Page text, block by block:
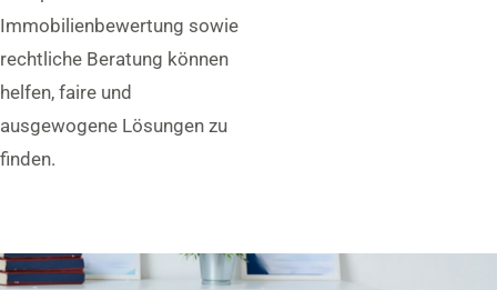
Immobilienbewertung sowie
rechtliche Beratung können
helfen, faire und
ausgewogene Lösungen zu
finden.